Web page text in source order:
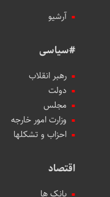
آرشیو
#سیاسی
رهبر انقلاب
دولت
مجلس
وزارت امور خارجه
احزاب و تشکلها
اقتصاد
بانک ها